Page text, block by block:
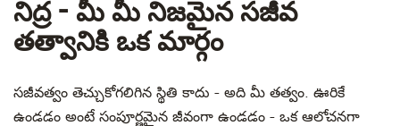
నిద్ర - మీ మీ నిజమైన సజీవ
తత్వానికి ఒక మార్గం
సజీవత్వం తెచ్చుకోగలిగిన స్థితి కాదు - అది మీ తత్వం. ఊరికే
ఉండడం అంటే సంపూర్ణమైన జీవంగా ఉండడం - ఒక ఆలోచనగా